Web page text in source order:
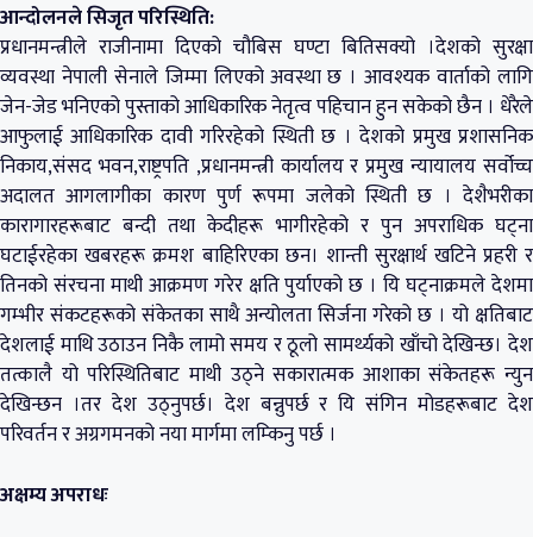
आन्दोलनले सिजृत परिस्थिति:
प्रधानमन्त्रीले राजीनामा दिएको चौबिस घण्टा बितिसक्यो ।देशको सुरक्षा
व्यवस्था नेपाली सेनाले जिम्मा लिएको अवस्था छ । आवश्यक वार्ताको लागि
जेन-जेड भनिएको पुस्ताको आधिकारिक नेतृत्व पहिचान हुन सकेको छैन । धेरैले
आफुलाई आधिकारिक दावी गरिरहेको स्थिती छ । देशको प्रमुख प्रशासनिक
निकाय,संसद भवन,राष्ट्रपति ,प्रधानमन्त्री कार्यालय र प्रमुख न्यायालय सर्वोच्च
अदालत आगलागीका कारण पुर्ण रूपमा जलेको स्थिती छ । देशैभरीका
कारागारहरूबाट बन्दी तथा केदीहरू भागीरहेको र पुन अपराधिक घट्ना
घटाईरहेका खबरहरू क्रमश बाहिरिएका छन। शान्ती सुरक्षार्थ खटिने प्रहरी र
तिनको संरचना माथी आक्रमण गरेर क्षति पुर्याएको छ । यि घट्नाक्रमले देशमा
गम्भीर संकटहरूको संकेतका साथै अन्योलता सिर्जना गरेको छ । यो क्षतिबाट
देशलाई माथि उठाउन निकै लामो समय र ठूलो सामर्थ्यको खाँचो देखिन्छ। देश
तत्कालै यो परिस्थितिबाट माथी उठ्ने सकारात्मक आशाका संकेतहरू न्युन
देखिन्छन ।तर देश उठ्नुपर्छ। देश बन्नुपर्छ र यि संगिन मोडहरूबाट देश
परिवर्तन र अग्रगमनको नया मार्गमा लम्किनु पर्छ ।
अक्षम्य अपराधः